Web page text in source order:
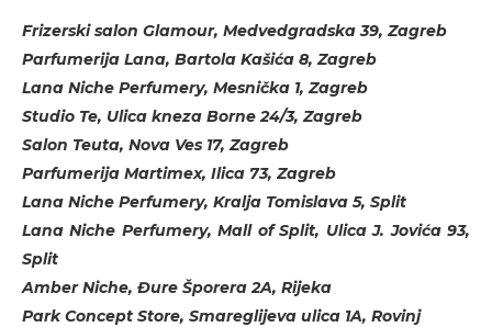
Frizerski salon Glamour, Medvedgradska 39, Zagreb
Parfumerija Lana, Bartola Kašića 8, Zagreb
Lana Niche Perfumery, Mesnička 1, Zagreb
Studio Te, Ulica kneza Borne 24/3, Zagreb
Salon Teuta, Nova Ves 17, Zagreb
Parfumerija Martimex, Ilica 73, Zagreb
Lana Niche Perfumery, Kralja Tomislava 5, Split
Lana Niche Perfumery, Mall of Split, Ulica J. Jovića 93,
Split
Amber Niche, Đure Šporera 2A, Rijeka
Park Concept Store, Smareglijeva ulica 1A, Rovinj